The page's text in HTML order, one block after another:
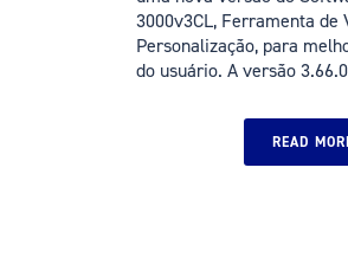
3000v3CL, Ferramenta de
Personalização, para
do usuário. A versão
READ